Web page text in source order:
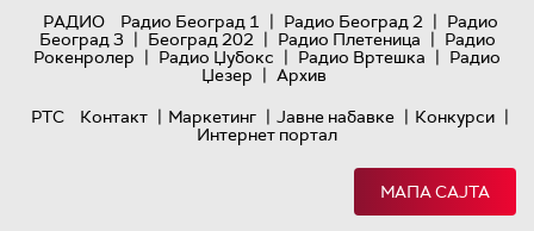
РАДИО
Радио Београд 1 | Радио Београд 2 | Радио
Београд 3 | Београд 202 | Радио Плетеница | Радио
Рокенролер | Радио Џубокс | Радио Вртешка | Радио
Џезер | Архив
РТС
Контакт | Маркетинг | Јавне набавке | Конкурси |
Интернет портал
МАПА САЈТА